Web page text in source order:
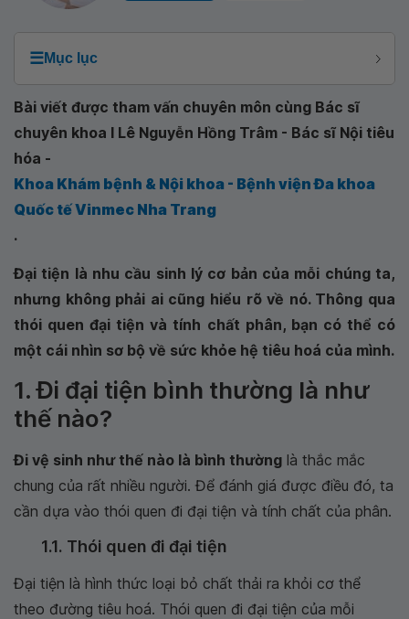
☰Mục lục
Bài viết được tham vấn chuyên môn cùng Bác sĩ
chuyên khoa I Lê Nguyễn Hồng Trâm - Bác sĩ Nội tiêu
hóa -
Khoa Khám bệnh & Nội khoa - Bệnh viện Đa khoa
Quốc tế Vinmec Nha Trang
.
Đại tiện là nhu cầu sinh lý cơ bản của mỗi chúng ta,
nhưng không phải ai cũng hiểu rõ về nó. Thông qua
thói quen đại tiện và tính chất phân, bạn có thể có
một cái nhìn sơ bộ về sức khỏe hệ tiêu hoá của mình.
1. Đi đại tiện bình thường là như
thế nào?
Đi vệ sinh như thế nào là bình thường là thắc mắc
chung của rất nhiều người. Để đánh giá được điều đó, ta
cần dựa vào thói quen đi đại tiện và tính chất của phân.
1.1. Thói quen đi đại tiện
Đại tiện là hình thức loại bỏ chất thải ra khỏi cơ thể
theo đường tiêu hoá. Thói quen đi đại tiện của mỗi